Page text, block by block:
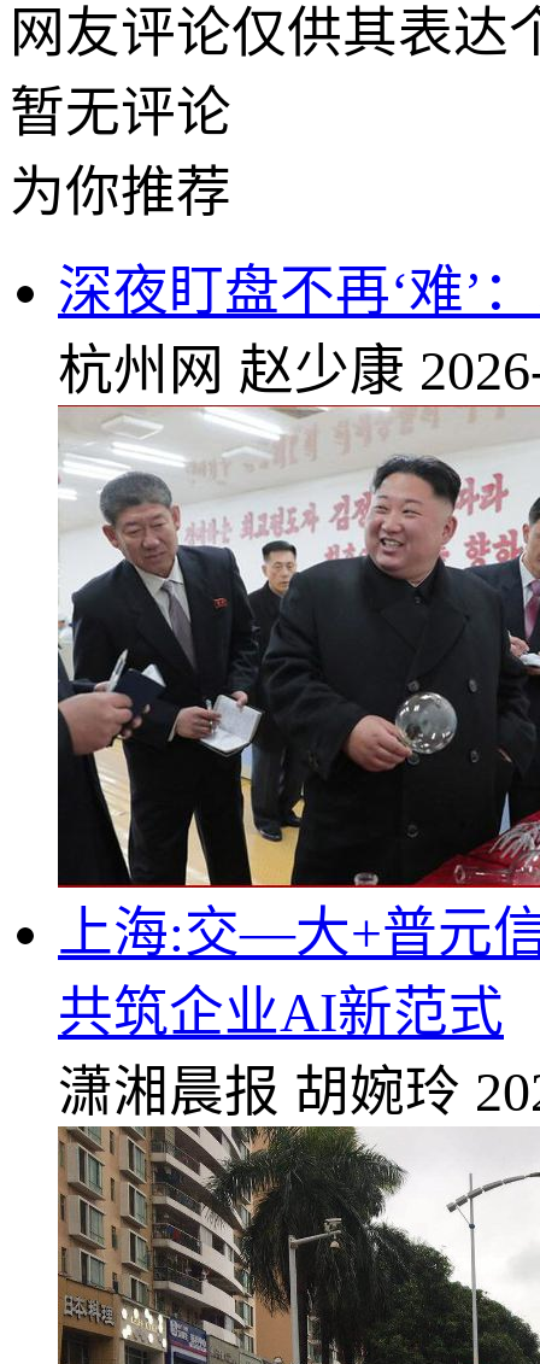
网友评论仅供其表达
暂无评论
为你推荐
深夜盯盘不再‘难’
杭州网 赵少康
上海:交—大+普元
共筑企业AI新范式
潇湘晨报 胡婉玲